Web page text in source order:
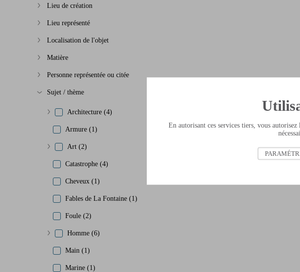
Afficher plus
Lieu de création
Afficher plus
Lieu représenté
Afficher plus
Localisation de l'objet
Afficher plus
Matière
Afficher plus
Personne représentée ou citée
Afficher plus
Sujet / thème
Afficher plusArchitecture (4)
Armure (1)
Afficher plus
Art (2)
Catastrophe (4)
Cheveux (1)
Fables de La Fontaine (1)
Foule (2)
Afficher plus
Homme (6)
Main (1)
Marine (1)
En autorisant ces services tiers, vous